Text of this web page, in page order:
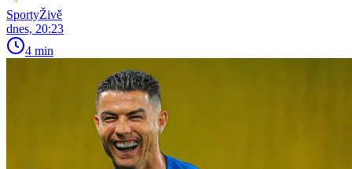
SportyŽivě
dnes, 20:23
4 min